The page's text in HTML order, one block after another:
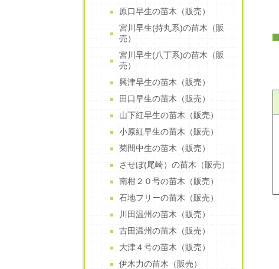
原口早生の苗木（販売）
宮川早生(持丸系)の苗木（販
売）
宮川早生(八丁系)の苗木（販
売）
興津早生の苗木（販売）
田口早生の苗木（販売）
山下紅早生の苗木（販売）
小原紅早生の苗木（販売）
菊間中生の苗木（販売）
させぼ(尾崎）の苗木（販売）
南柑２０号の苗木（販売）
石地フリーの苗木（販売）
川田温州の苗木（販売）
古田温州の苗木（販売）
大津４号の苗木（販売）
伊木力の苗木（販売）